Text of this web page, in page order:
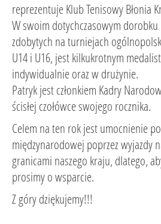
reprezentuje Klub Tenisowy Błonia
W swoim dotychczasowym
zdobytych na turniejach
U14 i U16, jest kilkukrotnym
indywidualnie oraz w drużynie.
Patryk jest członkiem Kadry
ścisłej czołówce swojego rocznika.
Celem na ten rok jest umocnienie
międzynarodowej poprzez wyjazdy
granicami naszego kraju, dlatego,
prosimy o wsparcie.
Z góry dziękujemy!!!